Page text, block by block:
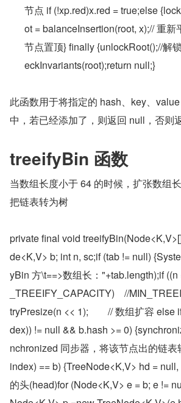
节点 if (!xp.red)x.red = true;else
ot = balanceInsertion(root, x);// 重新
节点置顶} finally {unlockRoot();//解
eckInvariants(root);return null;}
此函数用于将指定的 hash、key、
中，若已经添加了，则返回 null，否则
treeifyBin 函数
当数组长度小于 64 的时候，扩张数组
把链表转为树
private final void
de<K,V> b; int n, sc;if (tab != null)
yBin 方\t==>数组长："+tab.length);if
_TREEIFY_CAPACITY)    //
tryPresize(n << 1);        // 数组扩容 else
dex)) != null && b.hash >= 0)
nchronized 同步器，将该节点出的链表
index) == b) {TreeNode<K,V> hd =
的头(head)for (Node<K,V> e = b; e !=